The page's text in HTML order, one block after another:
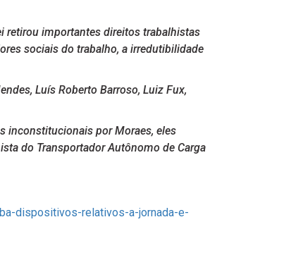
retirou importantes direitos trabalhistas
sociais do trabalho, a irredutibilidade
Luís Roberto Barroso, Luiz Fux,
inconstitucionais por Moraes, eles
do Transportador Autônomo de Carga
dispositivos-relativos-a-jornada-e-